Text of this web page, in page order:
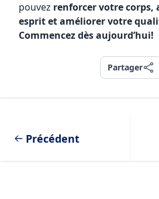
pouvez renforcer votre corps,
esprit et améliorer votre
Commencez dès aujourd’hui!
Partager
Partager
Précédent